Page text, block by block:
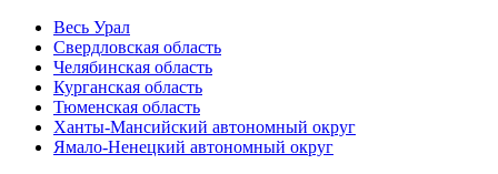
Весь Урал
Свердловская область
Челябинская область
Курганская область
Тюменская область
Ханты-Мансийский автономный округ
Ямало-Ненецкий автономный округ